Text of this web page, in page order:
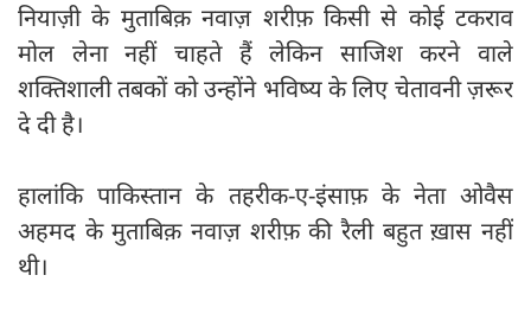
नियाज़ी के मुताबिक़ नवाज़ शरीफ़ किसी से कोई टकराव
मोल लेना नहीं चाहते हैं लेकिन साजिश करने वाले
शक्तिशाली तबकों को उन्होंने भविष्य के लिए चेतावनी ज़रूर
दे दी है।
हालांकि पाकिस्तान के तहरीक-ए-इंसाफ़ के नेता ओवैस
अहमद के मुताबिक़ नवाज़ शरीफ़ की रैली बहुत ख़ास नहीं
थी।